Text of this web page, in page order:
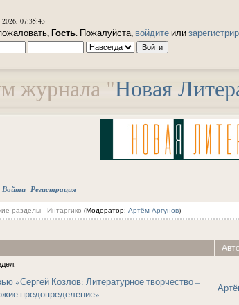
журнала "Новая
07:35:43
Гость. Пожалуйста, войдите или
Войти Регистрация
разделы- Интаргико (Модератор: Артём Аргунов)
«Сергей Козлов: Литературное творчество –
предопределение»